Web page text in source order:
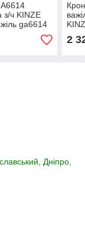
з/ч KINZE
ga6614
2
Дніпро,